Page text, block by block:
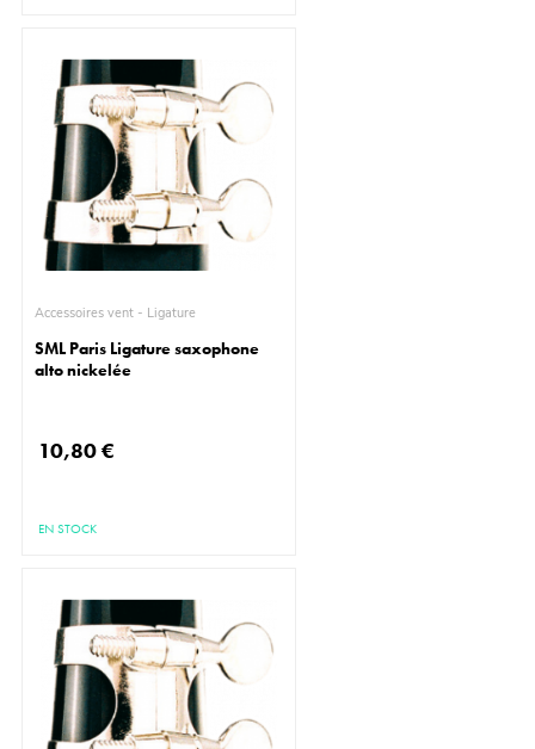
Accessoires vent - Ligature
SML Paris Ligature saxophone
alto nickelée
10,80 €
EN STOCK